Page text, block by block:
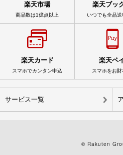
楽天市場
商品数は1億点以上
楽天ブッ
いつでも全品
楽天カード
スマホでカンタン申込
楽天ペ
スマホをお財
サービス一覧
© Rakuten